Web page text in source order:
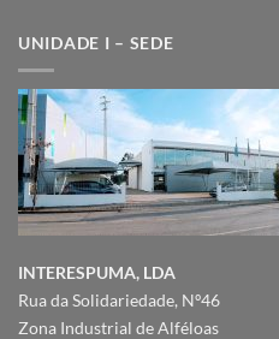
UNIDADE I – SEDE
INTERESPUMA, LDA
Rua da Solidariedade, Nº46
Zona Industrial de Alféloas